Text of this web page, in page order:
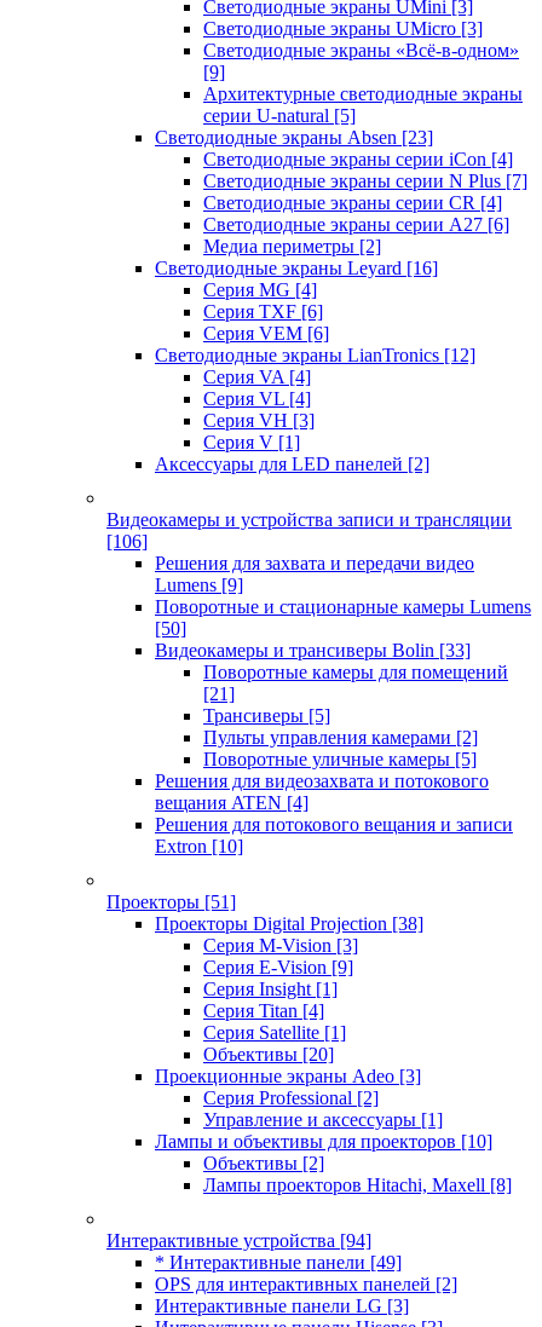
Светодиодные экраны UMini [3]
Светодиодные экраны UMicro [3]
Светодиодные экраны «Всё-в-одном»
[9]
Архитектурные светодиодные экраны
серии U-natural [5]
Светодиодные экраны Absen [23]
Светодиодные экраны серии iCon [4]
Светодиодные экраны серии N Plus [7]
Светодиодные экраны серии CR [4]
Светодиодные экраны серии А27 [6]
Медиа периметры [2]
Светодиодные экраны Leyard [16]
Серия MG [4]
Серия TXF [6]
Серия VEM [6]
Светодиодные экраны LianTronics [12]
Серия VA [4]
Серия VL [4]
Серия VH [3]
Серия V [1]
Аксессуары для LED панелей [2]
Видеокамеры и устройства записи и трансляции
[106]
Решения для захвата и передачи видео
Lumens [9]
Поворотные и стационарные камеры Lumens
[50]
Видеокамеры и трансиверы Bolin [33]
Поворотные камеры для помещений
[21]
Трансиверы [5]
Пульты управления камерами [2]
Поворотные уличные камеры [5]
Решения для видеозахвата и потокового
вещания ATEN [4]
Решения для потокового вещания и записи
Extron [10]
Проекторы [51]
Проекторы Digital Projection [38]
Серия M-Vision [3]
Серия E-Vision [9]
Серия Insight [1]
Серия Titan [4]
Серия Satellite [1]
Объективы [20]
Проекционные экраны Adeo [3]
Серия Professional [2]
Управление и аксессуары [1]
Лампы и объективы для проекторов [10]
Объективы [2]
Лампы проекторов Hitachi, Maxell [8]
Интерактивные устройства [94]
* Интерактивные панели [49]
OPS для интерактивных панелей [2]
Интерактивные панели LG [3]